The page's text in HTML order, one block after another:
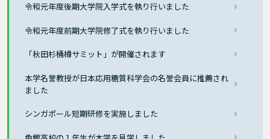
令和元年度後期大学院入学式を執り行いました
令和元年度前期大学院修了式を執り行いました
「秋田杉桶樽サミット」が開催されます
本学名誉教授が日本応用糖質科学会の名誉会員に推薦され
ました
シンガポール短期研修を実施しました